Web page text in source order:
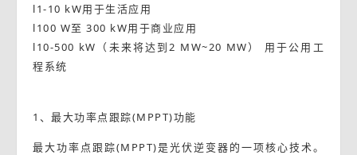
l1-10 kW用于生活应用
l100 W至 300 kW用于商业应用
l10-500 kW（未来将达到2 MW~20 MW） 用于公用工
程系统
1、 最大功率点跟踪(MPPT)功能
最大功率点跟踪(MPPT)是光伏逆变器的一项核心技术。